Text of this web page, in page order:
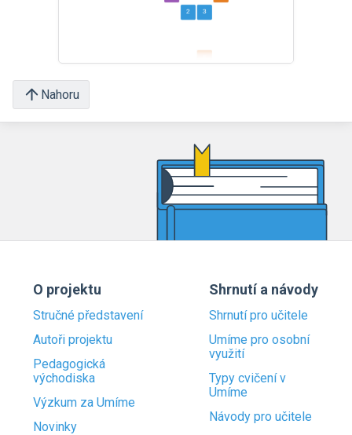
Nahoru
O projektu
Stručné představení
Autoři projektu
Pedagogická
východiska
Výzkum za Umíme
Novinky
Shrnutí a návody
Shrnutí pro učitele
Umíme pro osobní
využití
Typy cvičení v
Umíme
Návody pro učitele